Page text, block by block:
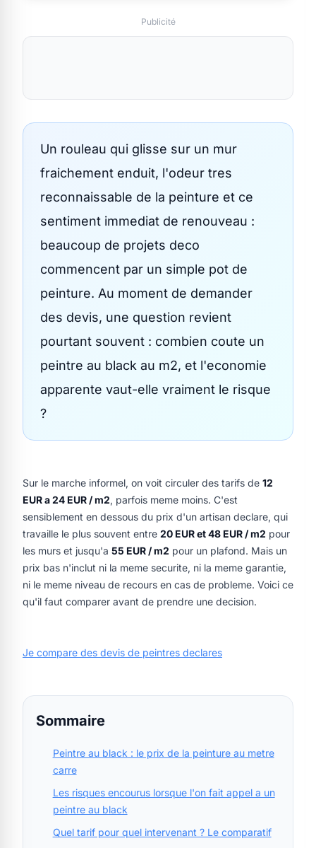
Publicité
Un rouleau qui glisse sur un mur
fraichement enduit, l'odeur tres
reconnaissable de la peinture et ce
sentiment immediat de renouveau :
beaucoup de projets deco
commencent par un simple pot de
peinture. Au moment de demander
des devis, une question revient
pourtant souvent : combien coute un
peintre au black au m2, et l'economie
apparente vaut-elle vraiment le risque
?
Sur le marche informel, on voit circuler des tarifs de 12
EUR a 24 EUR / m2, parfois meme moins. C'est
sensiblement en dessous du prix d'un artisan declare, qui
travaille le plus souvent entre 20 EUR et 48 EUR / m2 pour
les murs et jusqu'a 55 EUR / m2 pour un plafond. Mais un
prix bas n'inclut ni la meme securite, ni la meme garantie,
ni le meme niveau de recours en cas de probleme. Voici ce
qu'il faut comparer avant de prendre une decision.
Je compare des devis de peintres declares
Sommaire
Peintre au black : le prix de la peinture au metre
carre
Les risques encourus lorsque l'on fait appel a un
peintre au black
Quel tarif pour quel intervenant ? Le comparatif